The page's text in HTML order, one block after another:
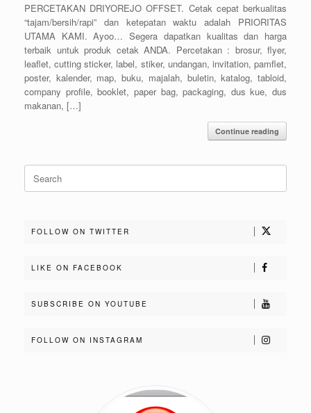
PERCETAKAN DRIYOREJO OFFSET. Cetak cepat berkualitas
“tajam/bersih/rapi” dan ketepatan waktu adalah PRIORITAS
UTAMA KAMI. Ayoo… Segera dapatkan kualitas dan harga
terbaik untuk produk cetak ANDA. Percetakan : brosur, flyer,
leaflet, cutting sticker, label, stiker, undangan, invitation, pamflet,
poster, kalender, map, buku, majalah, buletin, katalog, tabloid,
company profile, booklet, paper bag, packaging, dus kue, dus
makanan, […]
Continue reading
Search
for:
FOLLOW ON TWITTER
LIKE ON FACEBOOK
SUBSCRIBE ON YOUTUBE
FOLLOW ON INSTAGRAM